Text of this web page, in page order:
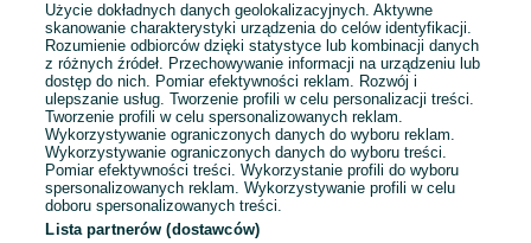
Sprzedający nie otrzymał jeszcze żadnych ocen
Kup jeden z przedmiotów sprzedającego z Przesyłką OLX,
aby być jedną z pierwszych osób, która wystawi mu ocenę.
Jak działają oceny?
Użycie dokładnych danych geolokalizacyjnych. Aktywne
skanowanie charakterystyki urządzenia do celów identyfikacji.
Rozumienie odbiorców dzięki statystyce lub kombinacji danych
z różnych źródeł. Przechowywanie informacji na urządzeniu lub
dostęp do nich. Pomiar efektywności reklam. Rozwój i
ulepszanie usług. Tworzenie profili w celu personalizacji treści.
Tworzenie profili w celu spersonalizowanych reklam.
Wykorzystywanie ograniczonych danych do wyboru reklam.
Wykorzystywanie ograniczonych danych do wyboru treści.
Pomiar efektywności treści. Wykorzystanie profili do wyboru
spersonalizowanych reklam. Wykorzystywanie profili w celu
doboru spersonalizowanych treści.
Lista partnerów (dostawców)